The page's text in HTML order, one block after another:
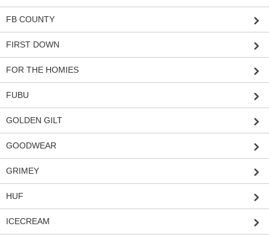
FB COUNTY
FIRST DOWN
FOR THE HOMIES
FUBU
GOLDEN GILT
GOODWEAR
GRIMEY
HUF
ICECREAM